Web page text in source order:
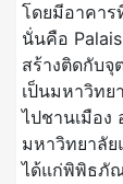
โดยมีอาคาร
นั่นคือ
สร้างติดกับจุ
เป็นมหาวิทย
ไปชานเมือง
มหาวิทยาลั
ได้แก่พิพิธภั